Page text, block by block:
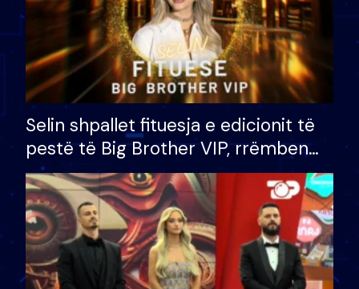
Selin shpallet fituesja e edicionit të
pestë të Big Brother VIP, rrëmben
çmimin e madh prej 100 mijë eurosh